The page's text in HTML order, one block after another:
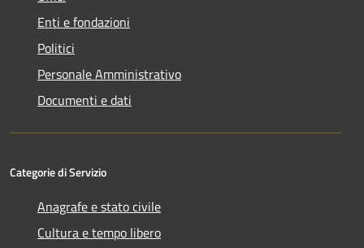
Enti e fondazioni
Politici
Personale Amministrativo
Documenti e dati
Categorie di Servizio
Anagrafe e stato civile
Cultura e tempo libero